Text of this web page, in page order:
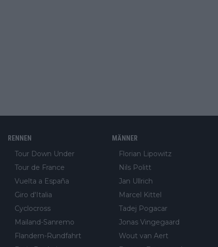
RENNEN
Tour Down Under
Tour de France
Vuelta a España
Giro d'Italia
Cyclocross
Mailand-Sanremo
Flandern-Rundfahrt
MÄNNER
Florian Lipowitz
Nils Politt
Jan Ullrich
Marcel Kittel
Tadej Pogacar
Jonas Vingegaard
Wout van Aert